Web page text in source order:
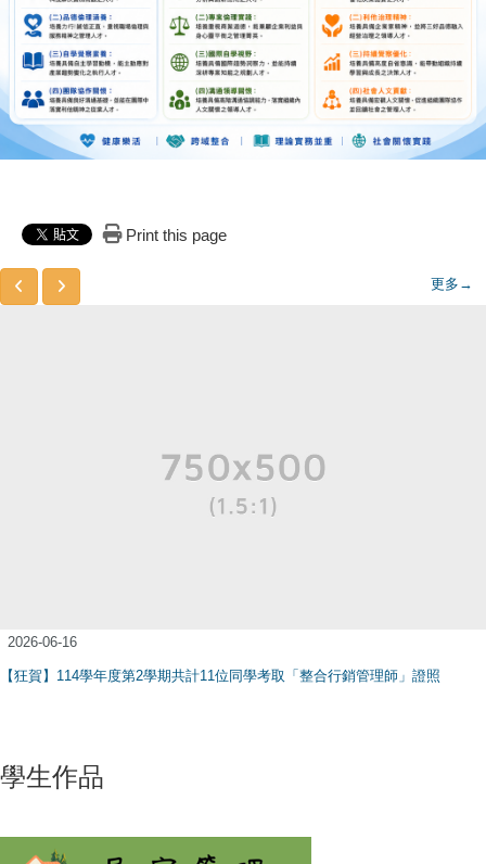
Print this page
更多→
2026-06-16
【狂賀】114學年度第2學期共計11位同學考取「整合行銷管理師」證照
學生作品